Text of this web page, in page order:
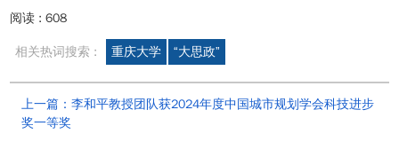
阅读 :608
相关热词搜索 : 重庆大学 “大思政”
上一篇：李和平教授团队获2024年度中国城市规划学会科技进步
奖一等奖